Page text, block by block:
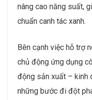
nâng cao năng suất,
chuẩn canh tác xanh.
Bên cạnh việc hỗ trợ
chủ động ứng dụng
động sản xuất – kinh
những bước đi đột